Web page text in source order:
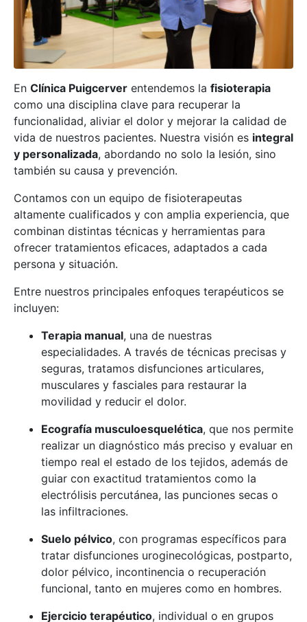
En Clínica Puigcerver entendemos la fisioterapia
como una disciplina clave para recuperar la
funcionalidad, aliviar el dolor y mejorar la calidad de
vida de nuestros pacientes. Nuestra visión es integral
y personalizada, abordando no solo la lesión, sino
también su causa y prevención.
Contamos con un equipo de fisioterapeutas
altamente cualificados y con amplia experiencia, que
combinan distintas técnicas y herramientas para
ofrecer tratamientos eficaces, adaptados a cada
persona y situación.
Entre nuestros principales enfoques terapéuticos se
incluyen:
Terapia manual, una de nuestras
especialidades. A través de técnicas precisas y
seguras, tratamos disfunciones articulares,
musculares y fasciales para restaurar la
movilidad y reducir el dolor.
Ecografía musculoesquelética, que nos permite
realizar un diagnóstico más preciso y evaluar en
tiempo real el estado de los tejidos, además de
guiar con exactitud tratamientos como la
electrólisis percutánea, las punciones secas o
las infiltraciones.
Suelo pélvico, con programas específicos para
tratar disfunciones uroginecológicas, postparto,
dolor pélvico, incontinencia o recuperación
funcional, tanto en mujeres como en hombres.
Ejercicio terapéutico, individual o en grupos